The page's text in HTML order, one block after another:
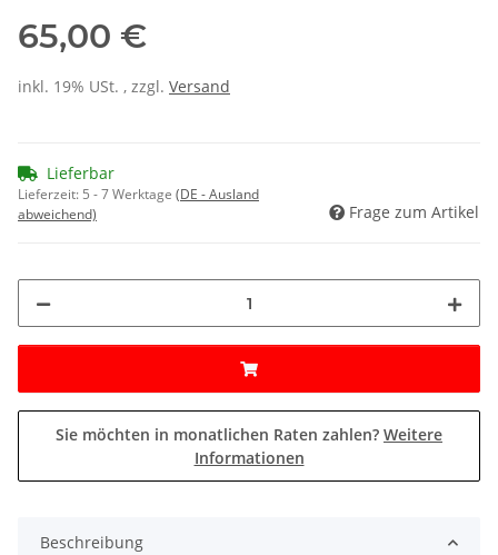
65,00 €
inkl. 19% USt. , zzgl. Versand
Lieferbar
Lieferzeit: 5 - 7 Werktage (DE - Ausland
abweichend)
Frage zum Artikel
Sie möchten in monatlichen Raten zahlen? Weitere
Informationen
Beschreibung